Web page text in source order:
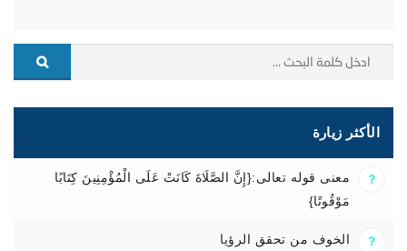
الأكثر زيارة
معنى قوله تعالى:{إِنَّ الصَّلَاةَ كَانَتْ عَلَى الْمُؤْمِنِينَ كِتَابًا
مَوْقُوتًا}
الخوف من تحقق الرؤيا